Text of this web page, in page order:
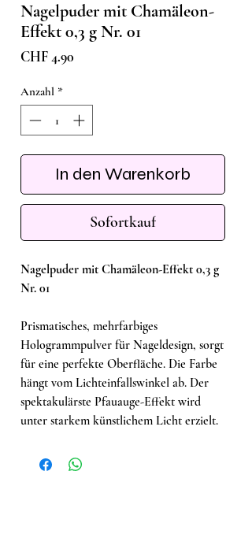
Nagelpuder mit Chamäleon-
Effekt 0,3 g Nr. 01
CHF 4.90
Anzahl *
In den Warenkorb
Sofortkauf
Nagelpuder mit Chamäleon-Effekt 0,3 g
Nr. 01
Prismatisches, mehrfarbiges
Hologrammpulver für Nageldesign, sorgt
für eine perfekte Oberfläche. Die Farbe
hängt vom Lichteinfallswinkel ab. Der
spektakulärste Pfauauge-Effekt wird
unter starkem künstlichem Licht erzielt.